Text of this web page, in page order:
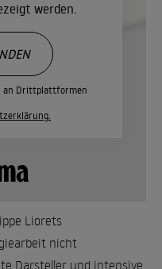
werden.
an Drittplattformen
Liorets
nicht
Darsteller und intensive